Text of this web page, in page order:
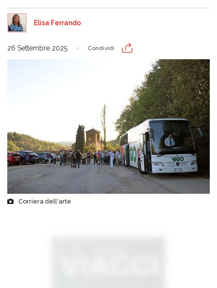
Elisa Ferrando
26 Settembre 2025 Condividi
Corriera dell'arte